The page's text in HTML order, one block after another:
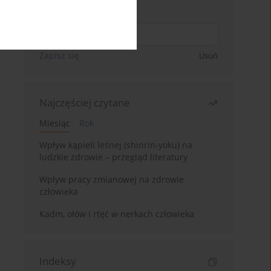
Zapisz się Usuń
Najczęściej czytane
Miesiąc
Rok
Wpływ kąpieli leśnej (shinrin-yoku) na
ludzkie zdrowie – przegląd literatury
Wpływ pracy zmianowej na zdrowie
człowieka
Kadm, ołów i rtęć w nerkach człowieka
Indeksy